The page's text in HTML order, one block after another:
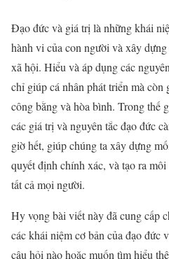
Đạo đức và giá trị là những khái
hành vi của con người và xây
xã hội. Hiểu và áp dụng các
chỉ giúp cá nhân phát triển mà còn
công bằng và hòa bình. Trong thế
các giá trị và nguyên tắc đạo đức
giờ hết, giúp chúng ta xây dựng
quyết định chính xác, và tạo ra
tất cả mọi người.
Hy vọng bài viết này đã cung cấp
các khái niệm cơ bản của đạo đức
câu hỏi nào hoặc muốn tìm hiểu